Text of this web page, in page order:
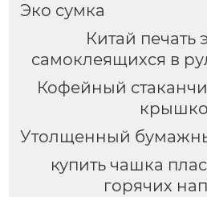
Эко сумка
Китай печать
самоклеящихся в
Кофейный
Утолщенный
купить чашка
горячих